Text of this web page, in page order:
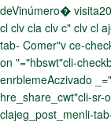
deVinúmero�
cl clv cla clv c" clv cl
tab- Comer"v ce-
on "="hbswt"cli-
enrblemeAczivado
hre_share_cwt"cli-sr-
clajeg_post_menli-